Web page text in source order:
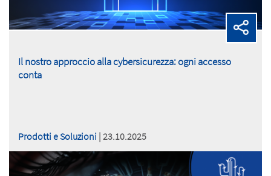
Il nostro approccio alla cybersicurezza: ogni accesso
conta
Prodotti e Soluzioni | 23.10.2025